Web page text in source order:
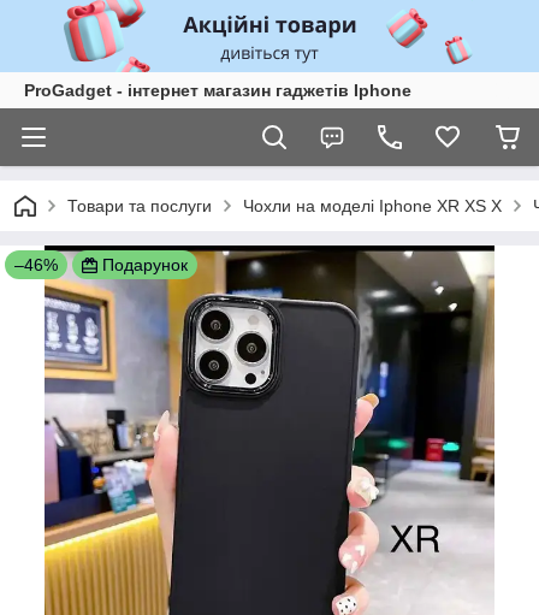
ProGadget - iнтернет магазин гаджетів Iphone
Товари та послуги Чохли на моделі Iphone XR XS X
–46% Подарунок